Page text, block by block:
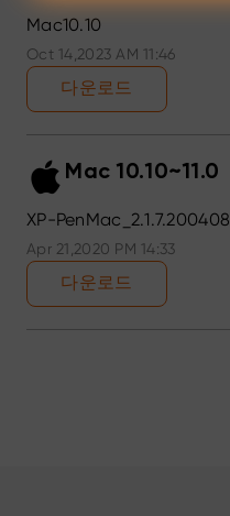
Mac10.10
Oct 14,2023 AM 11:46
다운로드
Mac 10.10~11.0
XP-PenMac_2.1.7.200408
Apr 21,2020 PM 14:33
다운로드